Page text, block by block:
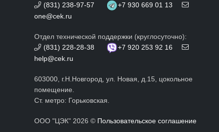
(831) 238-97-57
+7 930 669 01 13
one@cek.ru
Отдел технической поддержки (круглосуточно):
(831) 228-28-38
+7 920 253 92 16
help@cek.ru
603000, г.Н.Новгород, ул. Новая, д.15, цокольное
помещение.
Ст. метро: Горьковская.
ООО "ЦЭК" 2026 © Пользовательское соглашение